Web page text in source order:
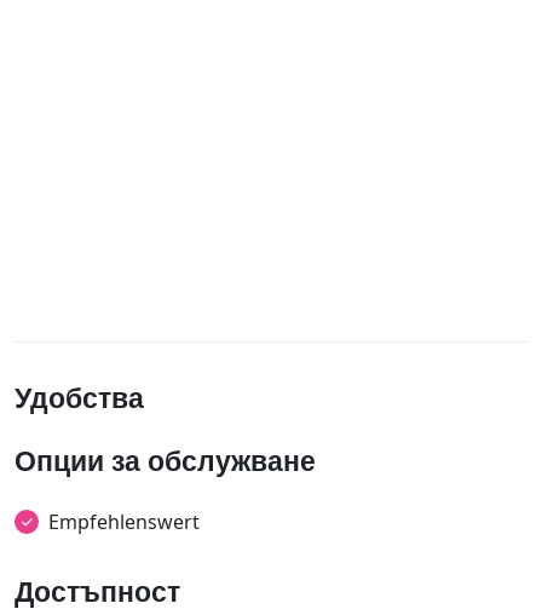
Удобства
Опции за обслужване
Empfehlenswert
Достъпност